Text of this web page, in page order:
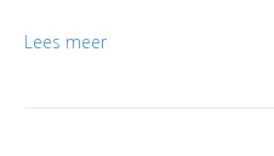
Lees meer